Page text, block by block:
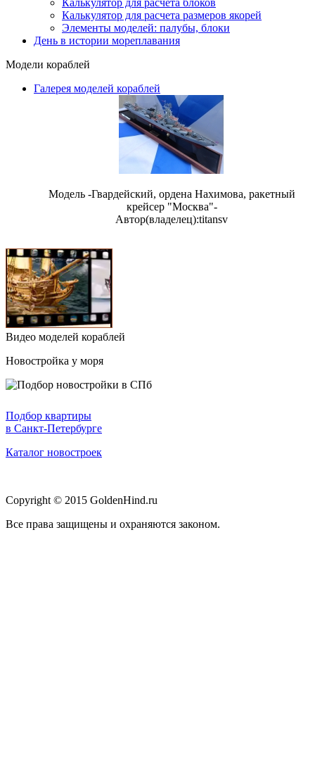
Калькулятор для расчета блоков
Калькулятор для расчета размеров якорей
Элементы моделей: палубы, блоки
День в истории мореплавания
Модели кораблей
Галерея моделей кораблей
Модель -Гвардейский, ордена Нахимова, ракетный
крейсер "Москва"-
Автор(владелец):titansv
Видео моделей кораблей
Новостройка у моря
Подбор квартиры
в Санкт-Петербурге
Каталог новостроек
Copyright © 2015 GoldenHind.ru
Все права защищены и охраняются законом.